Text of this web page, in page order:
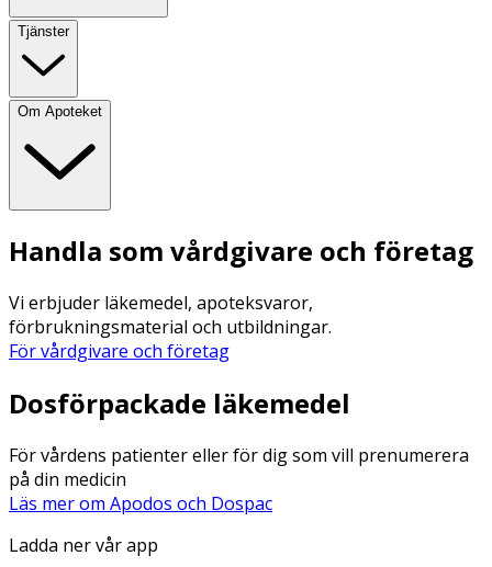
Tjänster
Om Apoteket
Handla som vårdgivare och företag
Vi erbjuder läkemedel, apoteksvaror,
förbrukningsmaterial och utbildningar.
För vårdgivare och företag
Dosförpackade läkemedel
För vårdens patienter eller för dig som vill prenumerera
på din medicin
Läs mer om Apodos och Dospac
Ladda ner vår app